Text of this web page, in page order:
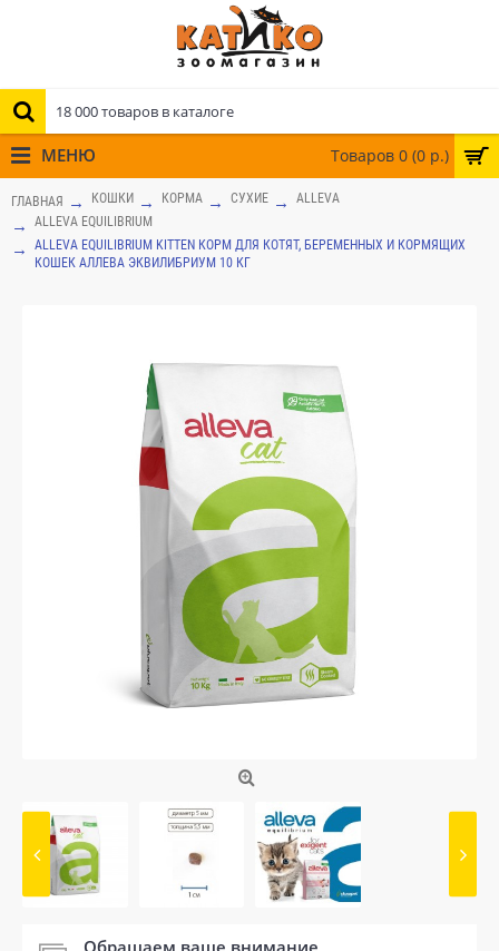
Товаров 0 (0 р.)
МЕНЮ
ГЛАВНАЯ КОШКИ КОРМА СУХИЕ
ALLEVA
ALLEVA EQUILIBRIUM
ALLEVA EQUILIBRIUM KITTEN КОРМ ДЛЯ КОТЯТ, БЕРЕМЕННЫХ И КОРМЯЩИХ
КОШЕК АЛЛЕВА ЭКВИЛИБРИУМ 10 КГ
Обращаем ваше внимание